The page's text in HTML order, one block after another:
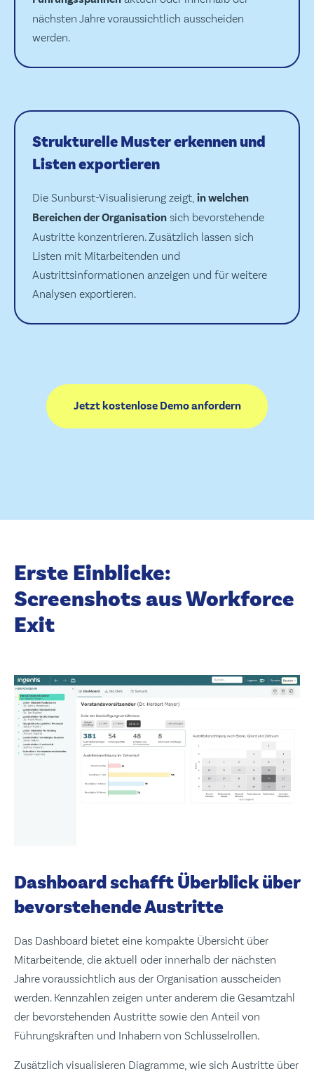
nächsten Jahre voraussichtlich ausscheiden
werden.
Strukturelle Muster erkennen und
Listen exportieren
Die Sunburst-Visualisierung zeigt, in welchen
Bereichen der Organisation sich bevorstehende
Austritte konzentrieren. Zusätzlich lassen sich
Listen mit Mitarbeitenden und
Austrittsinformationen anzeigen und für weitere
Analysen exportieren.
Jetzt kostenlose Demo anfordern
Erste Einblicke:
Screenshots aus Workforce
Exit
Dashboard schafft Überblick über
bevorstehende Austritte
Das Dashboard bietet eine kompakte Übersicht über
Mitarbeitende, die aktuell oder innerhalb der nächsten
Jahre voraussichtlich aus der Organisation ausscheiden
werden. Kennzahlen zeigen unter anderem die Gesamtzahl
der bevorstehenden Austritte sowie den Anteil von
Führungskräften und Inhabern von Schlüsselrollen.
Zusätzlich visualisieren Diagramme, wie sich Austritte über